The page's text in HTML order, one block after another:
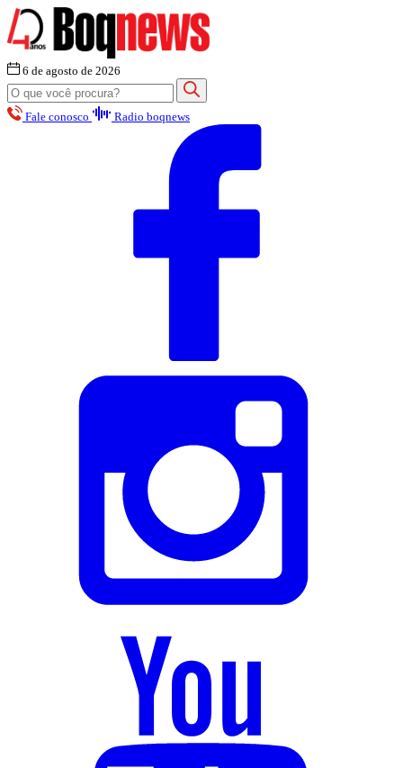
6 de agosto de 2026
Fale conosco Radio boqnews